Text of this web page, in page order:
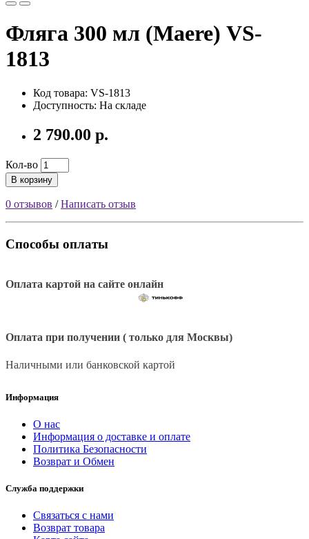
Фляга 300 мл (Maere) VS-
1813
Код товара: VS-1813
Доступность: На складе
2 790.00 р.
Кол-во
В корзину
0 отзывов /Написать отзыв
Способы оплаты
Оплата картой на сайте онлайн
Оплата при получении ( только для Москвы)
Наличными или банковской картой
Информация
О нас
Информация о доставке и оплате
Политика Безопасности
Возврат и Обмен
Служба поддержки
Связаться с нами
Возврат товара